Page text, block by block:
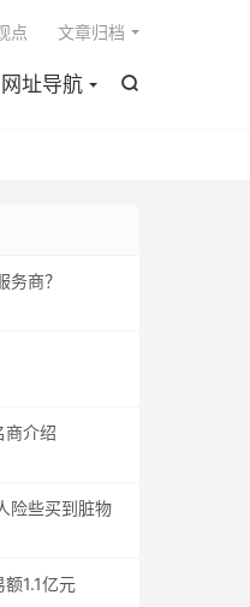

网址导航
点 文章归档
商？
商介绍
险些买到脏物
1.1亿元